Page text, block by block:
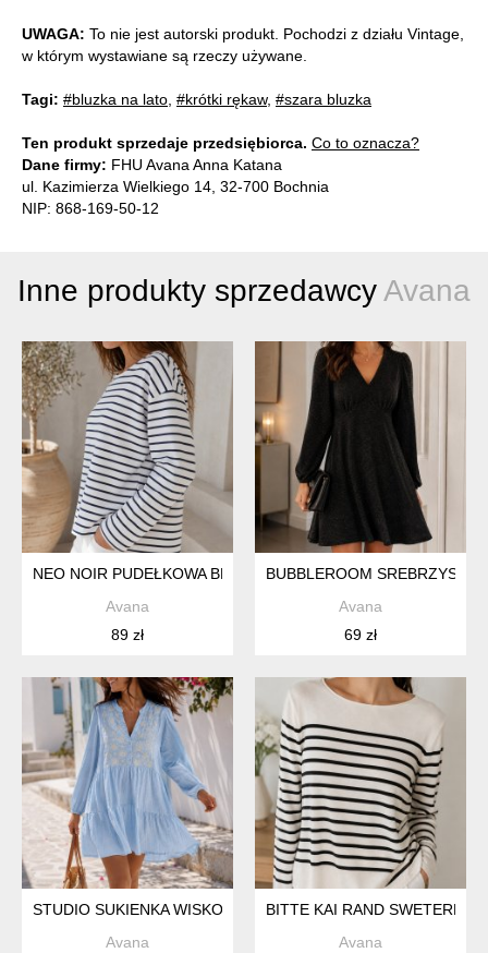
UWAGA: To nie jest autorski produkt. Pochodzi z działu Vintage,
w którym wystawiane są rzeczy używane.
Tagi: #bluzka na lato #krótki rękaw, #szara bluzka
Ten produkt sprzedaje przedsiębiorca. Co to oznacza?
Dane firmy: FHU Avana Anna Katana
ul. Kazimierza Wielkiego 14, 32-700 Bochnia
NIP: 868-169-50-12
Inne produkty sprzedawcy Avana
NEO NOIR PUDEŁKOWA BLUZA RAYON
Avana
89 zł
BUBBLEROOM SREBRZYSTA
Avana
69 zł
STUDIO SUKIENKA WISKOZA
Avana
BITTE KAI RAND SWETEREK
Avana